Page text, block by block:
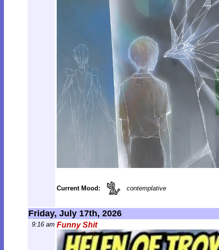
Current Mood: contemplative
Friday, July 17th, 2026
9:16 am Funny Shit